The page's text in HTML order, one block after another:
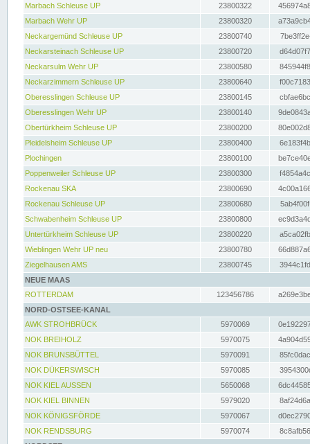
Marbach Schleuse UP
23800322
Marbach Wehr UP
23800320
Neckargemünd Schleuse UP
23800740
Neckarsteinach Schleuse UP
23800720
Neckarsulm Wehr UP
23800580
Neckarzimmern Schleuse UP
23800640
Oberesslingen Schleuse UP
23800145
Oberesslingen Wehr UP
23800140
Obertürkheim Schleuse UP
23800200
Pleidelsheim Schleuse UP
23800400
Plochingen
23800100
Poppenweiler Schleuse UP
23800300
Rockenau SKA
23800690
Rockenau Schleuse UP
23800680
Schwabenheim Schleuse UP
23800800
Untertürkheim Schleuse UP
23800220
Wieblingen Wehr UP neu
23800780
Ziegelhausen AMS
23800745
NEUE MAAS
ROTTERDAM
123456786
NORD-OSTSEE-KANAL
AWK STROHBRÜCK
5970069
NOK BREIHOLZ
5970075
NOK BRUNSBÜTTEL
5970091
NOK DÜKERSWISCH
5970085
NOK KIEL AUSSEN
5650068
NOK KIEL BINNEN
5979020
NOK KÖNIGSFÖRDE
5970067
NOK RENDSBURG
5970074